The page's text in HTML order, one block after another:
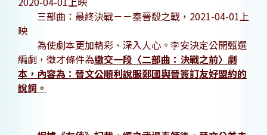
三部曲：最終決戰－－秦晉殽之戰，2021-04-01上
映
為使劇本更加精彩、深入人心。李安決定公開甄選
編劇，徵才條件為繳交一段〈二部曲：決戰之前〉劇
本，內容為：晉文公順利說服鄭國與晉簽訂友好盟約的
說詞。